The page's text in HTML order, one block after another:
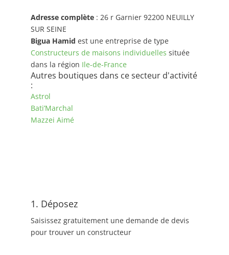
Adresse complète: 26 r Garnier 92200 NEUILLY
SUR SEINE
Bigua Hamid est une entreprise de type
Constructeurs de maisons individuelles située
dans la région Ile-de-France
Autres boutiques dans ce secteur d'activité
:
Astrol
Bati’Marchal
Mazzei Aimé
1. Déposez
Saisissez gratuitement une demande de devis
pour trouver un constructeur